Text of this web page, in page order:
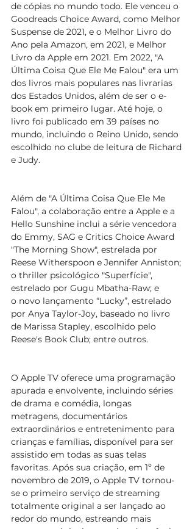
de cópias no mundo todo. Ele venceu o
Goodreads Choice Award, como Melhor
Suspense de 2021, e o Melhor Livro do
Ano pela Amazon, em 2021, e Melhor
Livro da Apple em 2021. Em 2022, "A
Última Coisa Que Ele Me Falou" era um
dos livros mais populares nas livrarias
dos Estados Unidos, além de ser o e-
book em primeiro lugar. Até hoje, o
livro foi publicado em 39 países no
mundo, incluindo o Reino Unido, sendo
escolhido no clube de leitura de Richard
e Judy.
Além de "A Última Coisa Que Ele Me
Falou", a colaboração entre a Apple e a
Hello Sunshine inclui a série vencedora
do Emmy, SAG e Critics Choice Award
"The Morning Show", estrelada por
Reese Witherspoon e Jennifer Anniston;
o thriller psicológico "Superfície",
estrelado por Gugu Mbatha-Raw; e
o novo lançamento “Lucky”, estrelado
por Anya Taylor-Joy, baseado no livro
de Marissa Stapley, escolhido pelo
Reese's Book Club; entre outros.
O Apple TV oferece uma programação
apurada e envolvente, incluindo séries
de drama e comédia, longas
metragens, documentários
extraordinários e entretenimento para
crianças e famílias, disponível para ser
assistido em todas as suas telas
favoritas. Após sua criação, em 1º de
novembro de 2019, o Apple TV tornou-
se o primeiro serviço de streaming
totalmente original a ser lançado ao
redor do mundo, estreando mais